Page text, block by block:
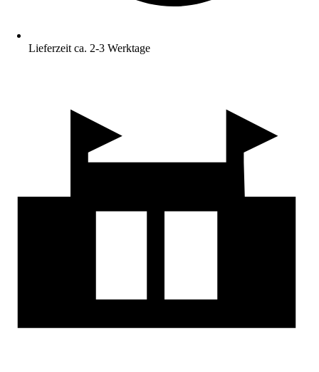
Lieferzeit ca. 2-3 Werktage